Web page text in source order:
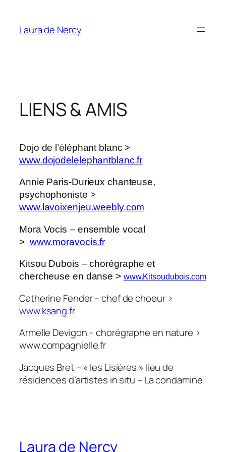
contenu
Laura de Nercy
LIENS & AMIS
Dojo de l’éléphant blanc >
www.dojodelelephantblanc.fr
Annie Paris-Durieux chanteuse,
psychophoniste >
www.lavoixenjeu.weebly.com
Mora Vocis – ensemble vocal
> www.moravocis.fr
Kitsou Dubois – chorégraphe et
chercheuse en danse > www.Kitsoudubois.com
Catherine Fender – chef de choeur >
www.ksang.fr
Armelle Devigon – chorégraphe en nature >
www.compagnielle.fr
Jacques Bret – « les Lisières » lieu de
résidences d’artistes in situ – La condamine
Laura de Nercy